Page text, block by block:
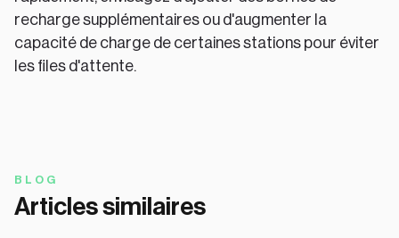
recharge supplémentaires ou d'augmenter la
capacité de charge de certaines stations pour éviter
les files d'attente.
BLOG
Articles similaires